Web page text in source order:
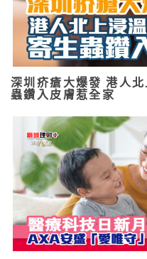
深圳疥瘡大爆發 港人
蟲鑽入皮膚惹全家